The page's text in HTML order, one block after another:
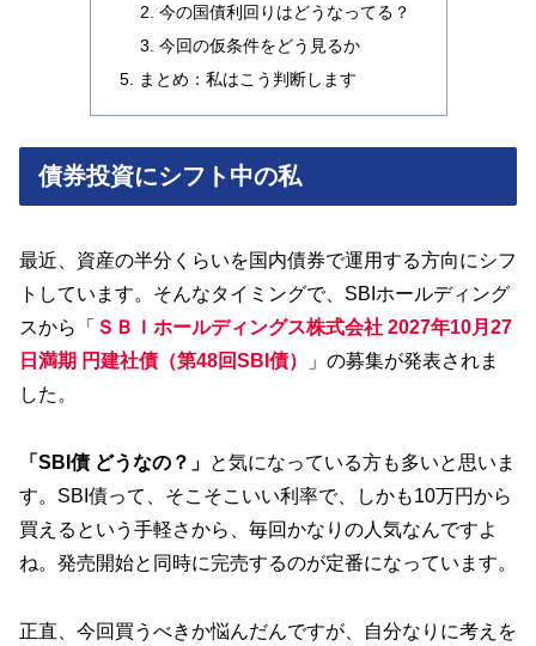
今の国債利回りはどうなってる？
今回の仮条件をどう見るか
まとめ：私はこう判断します
債券投資にシフト中の私
最近、資産の半分くらいを国内債券で運用する方向にシフ
トしています。そんなタイミングで、SBIホールディング
スから「 ＳＢＩホールディングス株式会社 2027年10月27
日満期 円建社債（第48回SBI債）
」の募集が発表されま
した。
「SBI債 どうなの？」 と気になっている方も多いと思いま
す。SBI債って、そこそこいい利率で、しかも10万円から
買えるという手軽さから、毎回かなりの人気なんですよ
ね。発売開始と同時に完売するのが定番になっています。
正直、今回買うべきか悩んだんですが、自分なりに考えを